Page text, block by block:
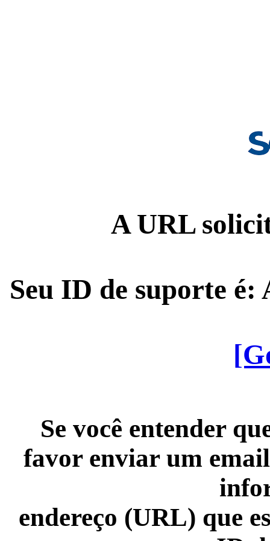
A URL
Seu ID de suporte é:
Se você entender
favor enviar um
endereço (URL) que